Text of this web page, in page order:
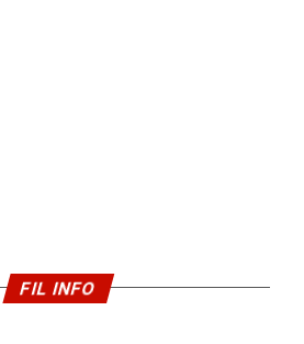
FIL INFO